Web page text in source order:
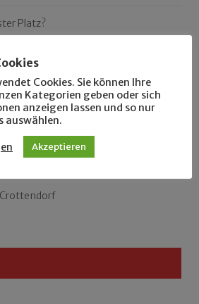
Platz?
ich in ganz Leipzig zu Hause“
von 1904
und Zschocher
Cookies. Sie können Ihre
Kategorien geben oder sich
anzeigen lassen und so nur
auswählen.
Akzeptieren